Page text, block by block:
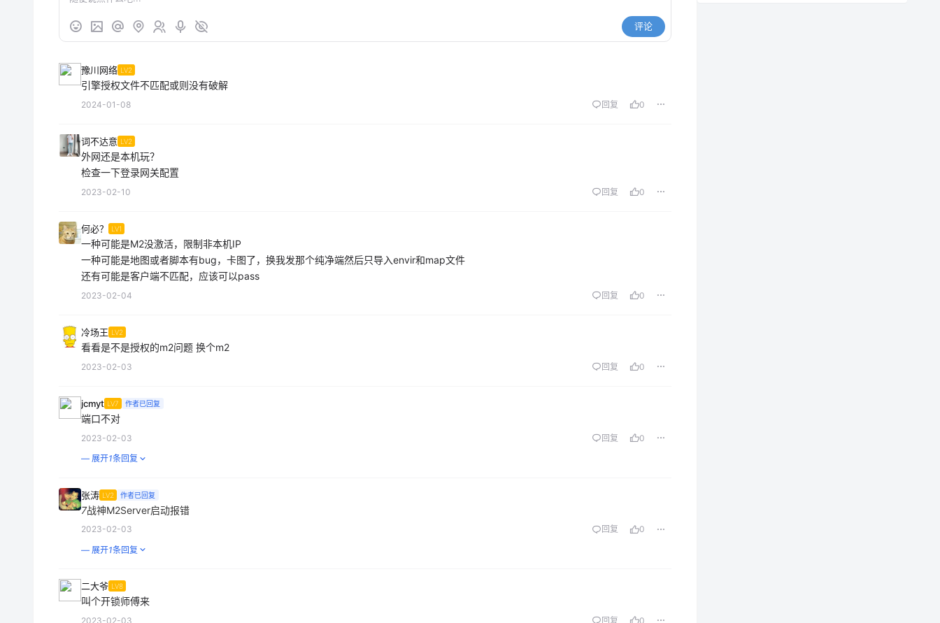
评论
豫川网络 LV2
引擎授权文件不匹配或则没有破解
2024-01-08 回复 0
词不达意 LV2
外网还是本机玩？
检查一下登录网关配置
2023-02-10 回复 0
何必？ LV1
一种可能是M2没激活，限制非本机IP
一种可能是地图或者脚本有bug，卡图了，换我发那个纯净端然后只导入envir和map文件
还有可能是客户端不匹配，应该可以pass
2023-02-04 回复 0
冷场王 LV2
看看是不是授权的m2问题 换个m2
2023-02-03 回复 0
jcmyt LV7 作者已回复
端口不对
2023-02-03 回复
0
— 展开1条回复
张涛 LV2 作者已回复
7战神M2Server启动报错
2023-02-03 回复
0
— 展开1条回复
二大爷 LV8
叫个开锁师傅来
2023-02-03 回复 0